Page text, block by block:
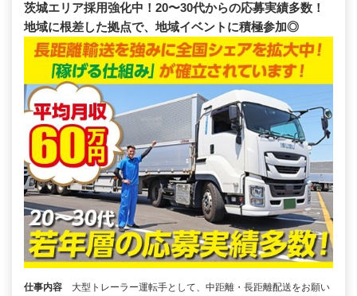
茨城エリア採用強化中！20〜30代からの応募実績多数！
地域に根差した拠点で、地域イベントに積極参加◎
仕事内容
大型トレーラー運転手として、中距離・長距離配送をお願い